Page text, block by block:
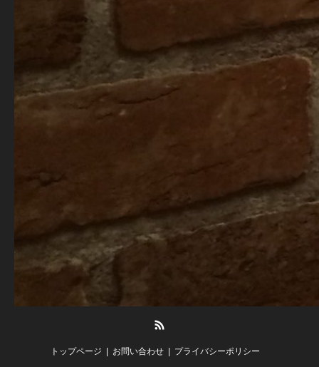
トップページ お問い合わせ プライバシーポリシー